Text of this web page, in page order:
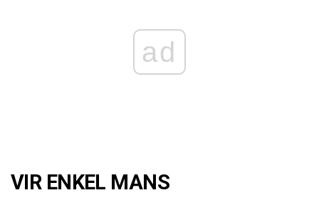
ad
VIR ENKEL MANS